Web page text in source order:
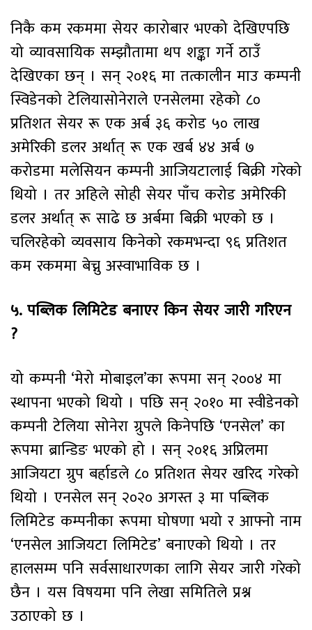
निकै कम रकममा सेयर कारोबार भएको देखिएपछि
यो व्यावसायिक सम्झौतामा थप शङ्का गर्ने ठाउँ
देखिएका छन् । सन् २०१६ मा तत्कालीन माउ कम्पनी
स्विडेनको टेलियासोनेराले एनसेलमा रहेको ८०
प्रतिशत सेयर रू एक अर्ब ३६ करोड ५० लाख
अमेरिकी डलर अर्थात् रू एक खर्ब ४४ अर्ब ७
करोडमा मलेसियन कम्पनी आजियटालाई बिक्री गरेको
थियो । तर अहिले सोही सेयर पाँच करोड अमेरिकी
डलर अर्थात् रू साढे छ अर्बमा बिक्री भएको छ ।
चलिरहेको व्यवसाय किनेको रकमभन्दा ९६ प्रतिशत
कम रकममा बेच्नु अस्वाभाविक छ ।
५. पब्लिक लिमिटेड बनाएर किन सेयर जारी गरिएन
?
यो कम्पनी ‘मेरो मोबाइल’का रूपमा सन् २००४ मा
स्थापना भएको थियो । पछि सन् २०१० मा स्वीडेनको
कम्पनी टेलिया सोनेरा ग्रुपले किनेपछि ‘एनसेल’ का
रूपमा ब्रान्डिङ भएको हो । सन् २०१६ अप्रिलमा
आजियटा ग्रुप बर्हाडले ८० प्रतिशत सेयर खरिद गरेको
थियो । एनसेल सन् २०२० अगस्त ३ मा पब्लिक
लिमिटेड कम्पनीका रूपमा घोषणा भयो र आफ्नो नाम
‘एनसेल आजियटा लिमिटेड’ बनाएको थियो । तर
हालसम्म पनि सर्वसाधारणका लागि सेयर जारी गरेको
छैन । यस विषयमा पनि लेखा समितिले प्रश्न
उठाएको छ ।